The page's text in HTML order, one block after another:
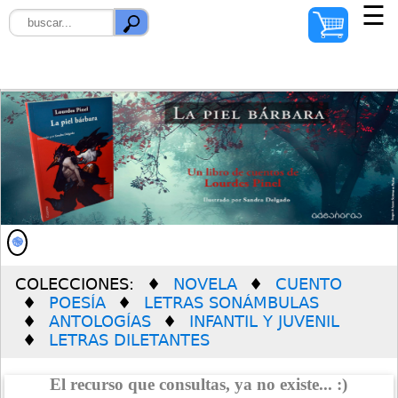
AUTORES
ILUSTRADORES
DISTRIBUIDORES
PREMIO SOLEDAD
VERDÚ
☰
COLECCIONES: NOVELA
CUENTO
POESÍA
LETRAS SONÁMBULAS
ANTOLOGÍAS
INFANTIL Y JUVENIL
LETRAS DILETANTES
El recurso que consultas, ya no existe... :)